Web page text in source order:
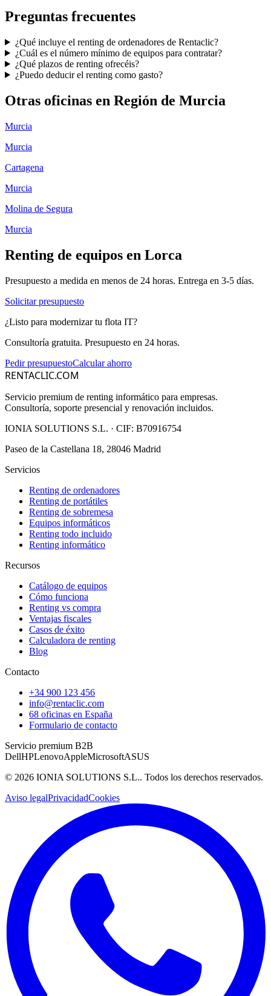
Preguntas frecuentes
¿Qué incluye el renting de ordenadores de Rentaclic?
¿Cuál es el número mínimo de equipos para contratar?
¿Qué plazos de renting ofrecéis?
¿Puedo deducir el renting como gasto?
Otras oficinas en Región de Murcia
Murcia
Murcia
Cartagena
Murcia
Molina de Segura
Murcia
Renting de equipos en Lorca
Presupuesto a medida en menos de 24 horas. Entrega en 3-5 días.
Solicitar presupuesto
¿Listo para modernizar tu flota IT?
Consultoría gratuita. Presupuesto en 24 horas.
Pedir presupuestoCalcular ahorro
RENTACLIC.COM
Servicio premium de renting informático para empresas.
Consultoría, soporte presencial y renovación incluidos.
IONIA SOLUTIONS S.L. · CIF: B70916754
Paseo de la Castellana 18, 28046 Madrid
Servicios
Renting de ordenadores
Renting de portátiles
Renting de sobremesa
Equipos informáticos
Renting todo incluido
Renting informático
Recursos
Catálogo de equipos
Cómo funciona
Renting vs compra
Ventajas fiscales
Casos de éxito
Calculadora de renting
Blog
Contacto
+34 900 123 456
info@rentaclic.com
68 oficinas en España
Formulario de contacto
Servicio premium B2B
DellHPLenovoAppleMicrosoftASUS
© 2026 IONIA SOLUTIONS S.L.. Todos los derechos reservados.
Aviso legalPrivacidadCookies